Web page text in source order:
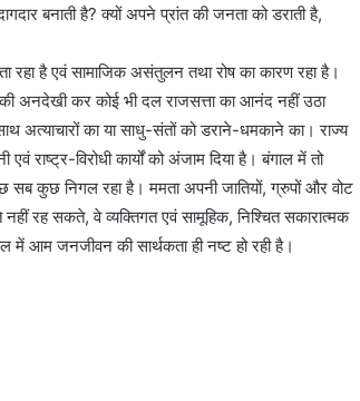
बनाती है? क्यों अपने प्रांत की जनता को डराती है,
रहा है एवं सामाजिक असंतुलन तथा रोष का कारण रहा है।
की अनदेखी कर कोई भी दल राजसत्ता का आनंद नहीं उठा
अत्याचारों का या साधु-संतों को डराने-धमकाने का। राज्य
राष्ट्र-विरोधी कार्यों को अंजाम दिया है। बंगाल में तो
सब कुछ निगल रहा है। ममता अपनी जातियों, ग्रुपों और वोट
रह सकते, वे व्यक्तिगत एवं सामूहिक, निश्चित सकारात्मक
में आम जनजीवन की सार्थकता ही नष्ट हो रही है।